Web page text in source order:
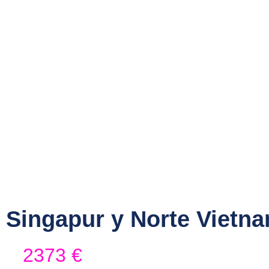
Singapur y Norte
2373 €